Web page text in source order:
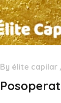
By élite capilar